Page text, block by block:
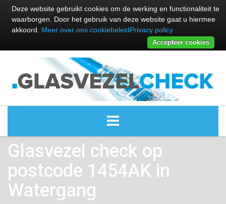
ALLE GLASVEZEL PROVIDERS
GLASVEZEL PROVIDERS
KABEL INTERNET PROVIDERS
Glasvezel check op
postcode 1454AK in
Watergang
Deze website gebruikt cookies om de werking en functionaliteit te
waarborgen. Door het gebruik van deze website gaat u hiermee
akkoord. Meer over ons cookiebeleidPrivacy policy
Accepteer cookies